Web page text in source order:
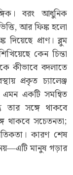
বরং আধুনিক
আর ফিঙ্ক হলো
দিয়েছে প্রাণ। ব্লুম
কেন চিন্তা
কীভাবে বদলাতে
প্রকৃত চ্যালেঞ্জ
এমন একটি সমন্বিত
তার সঙ্গে থাকবে
থাকবে সচেতনতা;
কারণ শেষ
নয়—এটি মানুষ গড়ার